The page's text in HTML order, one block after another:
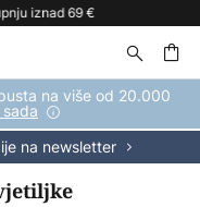
iznad 69 €
na više od 20.000
na newsletter